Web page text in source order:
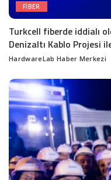
FIBER
Turkcell fiberde iddialı
Denizaltı Kablo Projesi
Posted
HardwareLab Haber Merkezi